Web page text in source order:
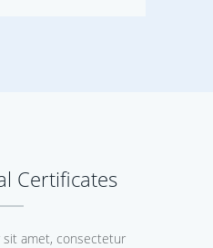
Certificates
amet, consectetur